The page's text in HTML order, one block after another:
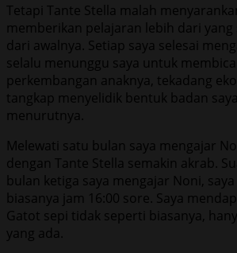
Tetapi Tante Stella malah
memberikan pelajaran lebih dari yang
dari awalnya. Setiap saya selesai
selalu menunggu saya untuk
perkembangan anaknya, tekadang
tangkap menyelidik bentuk badan
menurutnya.
Melewati satu bulan saya mengajar
dengan Tante Stella semakin akrab.
bulan ketiga saya mengajar Noni,
biasanya jam 16:00 sore. Saya
Gatot sepi tidak seperti biasanya,
yang ada.